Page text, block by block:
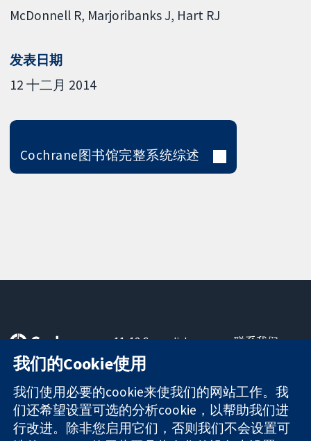
McDonnell R Marjoribanks J Hart RJ
发表日期
12 十二月 2014
Cochrane图书馆完整系统综述
可信任的证据
知情决定
更完善的医疗健
康
11-13 Cavendish
Square
London
W1G 0AN
United Kingdom
联系我们
关于我们
工作机会
Cochrane
Library
我们的Cookie使用
我们使用必要的cookie来使我们的网站工作。我
们还希望设置可选的分析cookie，以帮助我们进
行改进。除非您启用它们，否则我们不会设置可